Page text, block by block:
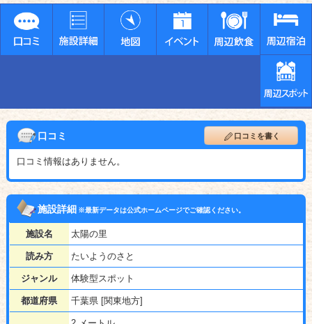
口コミ 口コミを書く
口コミ情報はありません。
施設詳細※最新データは公式ホームページでご確認ください。
施設名 太陽の里
読み方 たいようのさと
ジャンル 体験型スポット
都道府県 千葉県 [関東地方]